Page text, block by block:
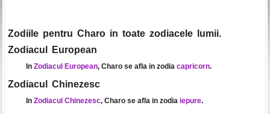
Zodiile pentru Charo in toate zodiacele lumii.
Zodiacul European
In Zodiacul European, Charo se afla in zodia capricorn.
Zodiacul Chinezesc
In Zodiacul Chinezesc, Charo se afla in zodia iepure.